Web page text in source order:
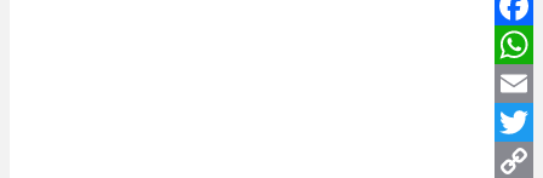
Facebook
WhatsApp
Email
Twitter